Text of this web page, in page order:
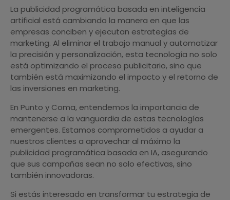
La publicidad programática basada en inteligencia
artificial está cambiando la manera en que las
empresas conciben y ejecutan estrategias de
marketing. Al eliminar el trabajo manual y automatizar
la precisión y personalización, esta tecnología no solo
está optimizando el proceso publicitario, sino que
también está maximizando el impacto y el retorno de
las inversiones en marketing.
En Punto y Coma, entendemos la importancia de
mantenerse a la vanguardia de estas tecnologías
emergentes. Estamos comprometidos a ayudar a
nuestros clientes a aprovechar al máximo la
publicidad programática basada en IA, asegurando
que sus campañas sean no solo efectivas, sino
también innovadoras.
Si estás interesado en transformar tu estrategia de